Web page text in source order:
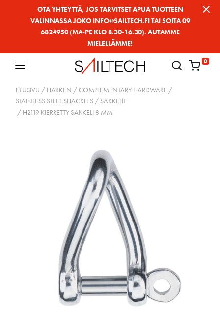
OTA YHTEYTTÄ, JOS TARVITSET APUA TUOTTEEN
VALINNASSA JOKO INFO@SAILTECH.FI TAI SOITA 09
6824950 (MA-PE KLO 8.30-16.30). AUTAMME
MIELELLÄMME!
0
ETUSIVU / HARKEN /COMPLEMENTARY HARDWARE /
STAINLESS STEEL SHACKLES / SAKKELIT
/ H2119 KIERRETTY SAKKELI 8 MM